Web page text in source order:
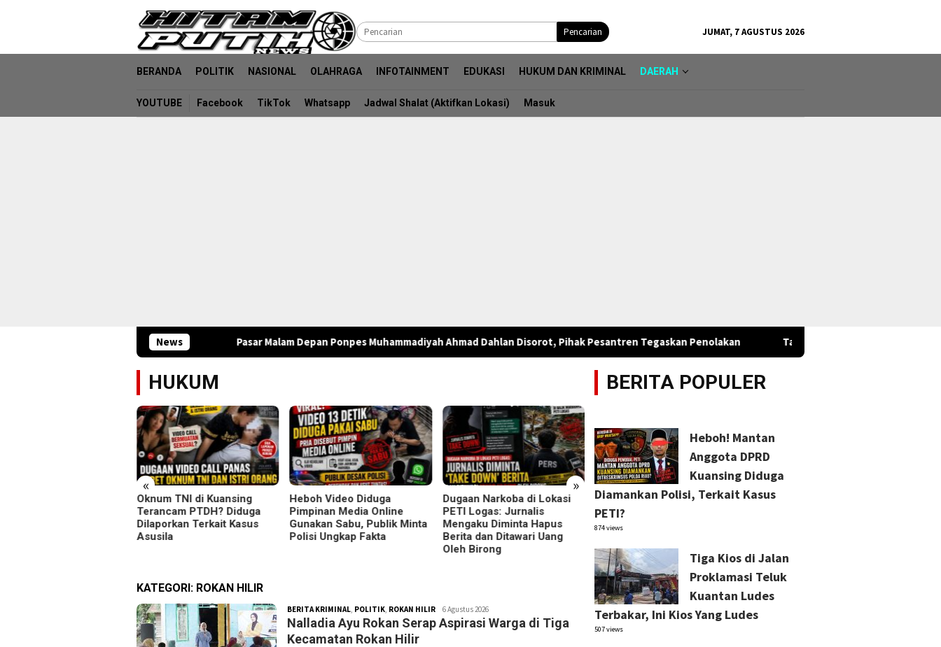
Pencarian JUMAT, 7 AGUSTUS 2026
BERANDA POLITIK NASIONAL OLAHRAGA INFOTAINMENT EDUKASI HUKUM DAN KRIMINAL DAERAH
YOUTUBE Facebook TikTok Whatsapp Jadwal Shalat (Aktifkan Lokasi) Masuk
News
Pasar Malam Depan Ponpes Muhammadiyah Ahmad Dahlan Disorot, Pihak Pesantren Tegaskan Penolakan Tanggapi Keresahan Warga, Pemkab Kuansing
HUKUM
« »
Oknum TNI di Kuansing
Terancam PTDH? Diduga
Dilaporkan Terkait Kasus
Asusila
Heboh Video Diduga
Pimpinan Media Online
Gunakan Sabu, Publik Minta
Polisi Ungkap Fakta
Dugaan Narkoba di Lokasi
PETI Logas: Jurnalis
Mengaku Diminta Hapus
Berita dan Ditawari Uang
Oleh Birong
Merasa Dicemarkan, Athia
Minta Pemilik Akun TikTok
Klarifikasi Terbuka atau
PETI Diduga Beroperasi
KATEGORI: ROKAN HILIR
BERITA KRIMINAL, POLITIK, ROKAN HILIR Redaksi
6 Agustus 2026
Nalladia Ayu Rokan Serap Aspirasi Warga di Tiga
Kecamatan Rokan Hilir
BERITA POPULER
Heboh! Mantan
Anggota DPRD
Kuansing Diduga
Diamankan Polisi, Terkait Kasus
PETI?
874 views
Tiga Kios di Jalan
Proklamasi Teluk
Kuantan Ludes
Terbakar, Ini Kios Yang Ludes
507 views